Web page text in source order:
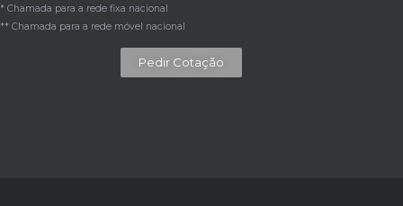
* Chamada para a rede fixa nacional
** Chamada para a rede móvel nacional
Pedir Cotação